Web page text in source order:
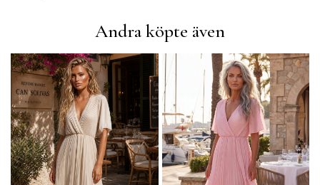
Andra köpte även